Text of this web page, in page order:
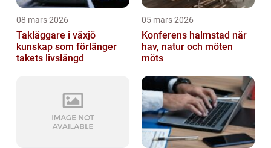
08 mars 2026
Takläggare i växjö
kunskap som förlänger
takets livslängd
05 mars 2026
Konferens halmstad när
hav, natur och möten
möts